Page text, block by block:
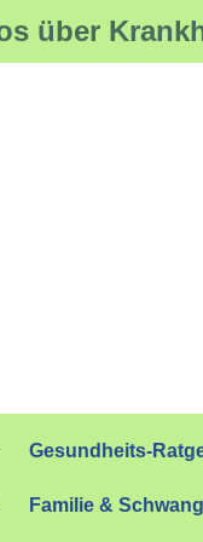
über
Gesundheits-
Familie &